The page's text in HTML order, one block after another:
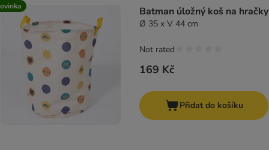
Batman úložný koš na hračky
Ø 35 x V 44 cm
169 Kč
Not rated
Přidat do košíku